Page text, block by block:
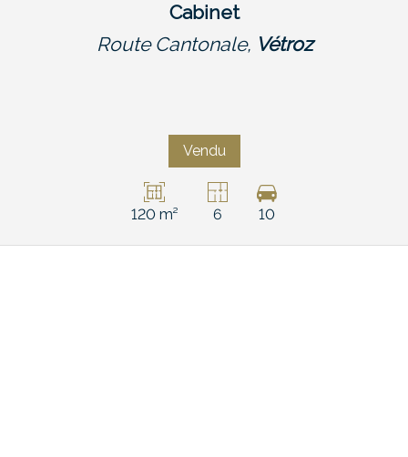
Cabinet
Route Cantonale, Vétroz
Vendu
120 m² 6 10